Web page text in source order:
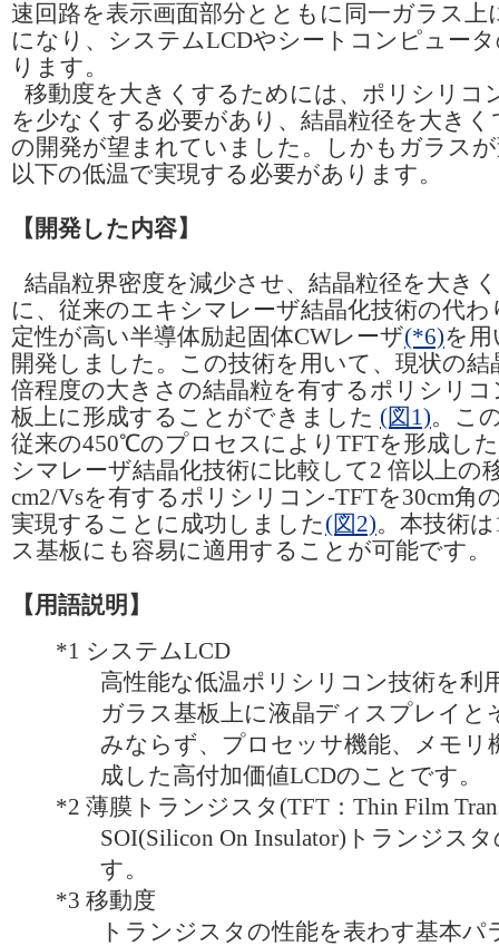
速回路を表示画面部分とともに同一ガラス上
になり、システムLCDやシートコンピュー
ります。
移動度を大きくするためには、ポリシリコ
を少なくする必要があり、結晶粒径を大き
の開発が望まれていました。しかもガラス
以下の低温で実現する必要があります。
【開発した内容】
結晶粒界密度を減少させ、結晶粒径を大き
に、従来のエキシマレーザ結晶化技術の代
定性が高い半導体励起固体CWレーザ(*6)を用
開発しました。この技術を用いて、現状の結
倍程度の大きさの結晶粒を有するポリシリ
板上に形成することができました (図1)。こ
従来の450℃のプロセスによりTFTを形成し
シマレーザ結晶化技術に比較して2 倍以上の
cm2/Vsを有するポリシリコン-TFTを30cm角
実現することに成功しました(図2)。本技術
ス基板にも容易に適用することが可能です。
【用語説明】
*1 システムLCD
高性能な低温ポリシリコン技術を利
ガラス基板上に液晶ディスプレイと
みならず、プロセッサ機能、メモリ
成した高付加価値LCDのことです。
*2 薄膜トランジスタ(TFT：Thin Film
SOI(Silicon On Insulator)トランジス
す。
*3 移動度
トランジスタの性能を表わす基本